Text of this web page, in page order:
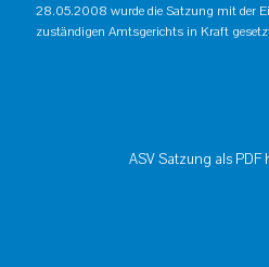
28.05.2008 wurde die Satzung mit der
zuständigen Amtsgerichts in Kraft
ASV Satzung als